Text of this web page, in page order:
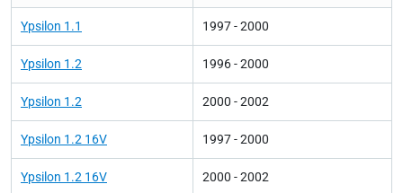
Ypsilon 1.1 1997 - 2000
Ypsilon 1.2 1996 - 2000
Ypsilon 1.2 2000 - 2002
Ypsilon 1.2 16V 1997 - 2000
Ypsilon 1.2 16V 2000 - 2002